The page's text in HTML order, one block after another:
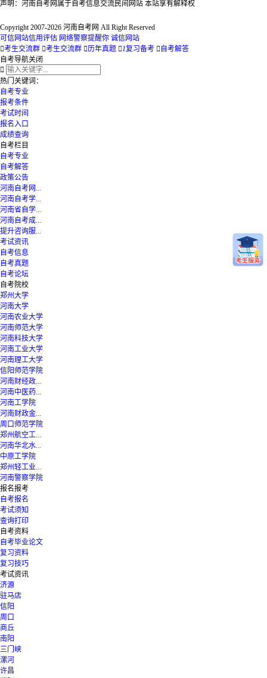
声明：河南自考网属于自考信息交流民间网站 本站享有解释权
Copyright 2007-2026 河南自考网 All Right Reserved
可信网站信用评估 网络警察提醒你 诚信网站
考生交流群 考生交流群 历年真题 1复习备考  自考解答
自考导航关闭

热门关键词：
自考专业
报考条件
考试时间
报名入口
成绩查询
自考栏目
自考专业
自考解答
政策公告
河南自考网...
河南自考学...
河南省自学...
河南自考成...
提升咨询服...
考试资讯
自考信息
自考真题
自考论坛
自考院校
郑州大学
河南大学
河南农业大学
河南师范大学
河南科技大学
河南工业大学
河南理工大学
信阳师范学院
河南财经政...
河南中医药...
河南工学院
河南财政金...
周口师范学院
郑州航空工...
河南华北水...
中原工学院
郑州轻工业...
河南警察学院
报名报考
自考报名
考试须知
查询打印
自考资料
自考毕业论文
复习资料
复习技巧
考试资讯
济源
驻马店
信阳
周口
商丘
南阳
三门峡
漯河
许昌